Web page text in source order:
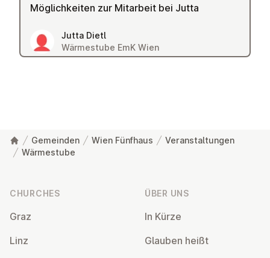
Möglichkeiten zur Mitarbeit bei Jutta
Jutta Dietl
Wärmestube EmK Wien
Gemeinden Wien Fünfhaus
Veranstaltungen
Wärmestube
CHURCHES
Graz
Linz
ÜBER UNS
In Kürze
Glauben heißt